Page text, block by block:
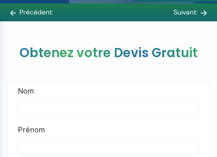
Précédent: Suivant:
Obtenez votre Devis Gratuit